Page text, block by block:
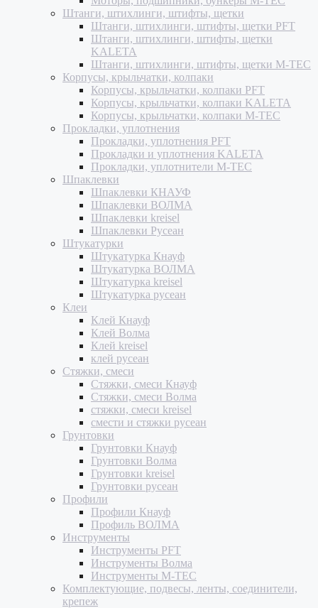
Штанги, штихлинги, штифты, щетки
Штанги, штихлинги, штифты, щетки PFT
Штанги, штихлинги, штифты, щетки
KALETA
Штанги, штихлинги, штифты, щетки M-TEC
Корпусы, крыльчатки, колпаки
Корпусы, крыльчатки, колпаки PFT
Корпусы, крыльчатки, колпаки KALETA
Корпусы, крыльчатки, колпаки M-TEC
Прокладки, уплотнения
Прокладки, уплотнения PFT
Прокладки и уплотнения KALETA
Прокладки, уплотнители M-TEC
Шпаклевки
Шпаклевки КНАУФ
Шпаклевки ВОЛМА
Шпаклевки kreisel
Шпаклевки Русеан
Штукатурки
Штукатурка Кнауф
Штукатурка ВОЛМА
Штукатурка kreisel
Штукатурка русеан
Клеи
Клей Кнауф
Клей Волма
Клей kreisel
клей русеан
Стяжки, смеси
Стяжки, смеси Кнауф
Стяжки, смеси Волма
стяжки, смеси kreisel
смести и стяжки русеан
Грунтовки
Грунтовки Кнауф
Грунтовки Волма
Грунтовки kreisel
Грунтовки русеан
Профили
Профили Кнауф
Профиль ВОЛМА
Инструменты
Инструменты PFT
Инструменты Волма
Инструменты M-TEC
Комплектующие, подвесы, ленты, соединители,
крепеж